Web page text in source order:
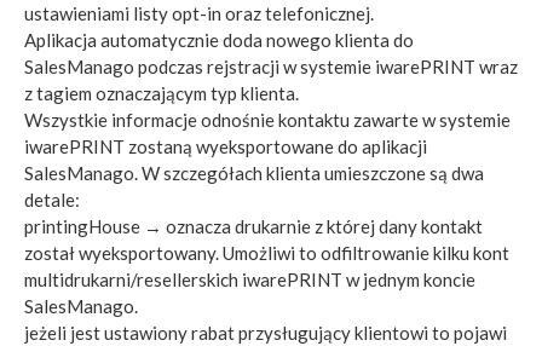
ustawieniami listy opt-in oraz telefonicznej.
Aplikacja automatycznie doda nowego klienta do
SalesManago podczas rejstracji w systemie iwarePRINT wraz
z tagiem oznaczającym typ klienta.
Wszystkie informacje odnośnie kontaktu zawarte w systemie
iwarePRINT zostaną wyeksportowane do aplikacji
SalesManago. W szczegółach klienta umieszczone są dwa
detale:
printingHouse → oznacza drukarnie z której dany kontakt
został wyeksportowany. Umożliwi to odfiltrowanie kilku kont
multidrukarni/resellerskich iwarePRINT w jednym koncie
SalesManago.
jeżeli jest ustawiony rabat przysługujący klientowi to pojawi